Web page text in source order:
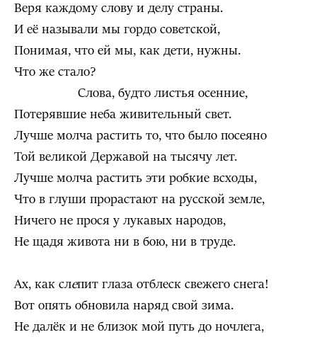
Веря каждому слову и делу страны.
И её называли мы гордо советской,
Понимая, что ей мы, как дети, нужны.
Что же стало?
Слова, будто листья осенние,
Потерявшие неба живительный свет.
Лучше молча растить то, что было посеяно
Той великой Державой на тысячу лет.
Лучше молча растить эти робкие всходы,
Что в глуши прорастают на русской земле,
Ничего не прося у лукавых народов,
Не щадя живота ни в бою, ни в труде.
Ах, как слепит глаза отблеск свежего снега!
Вот опять обновила наряд свой зима.
Не далёк и не близок мой путь до ночлега,